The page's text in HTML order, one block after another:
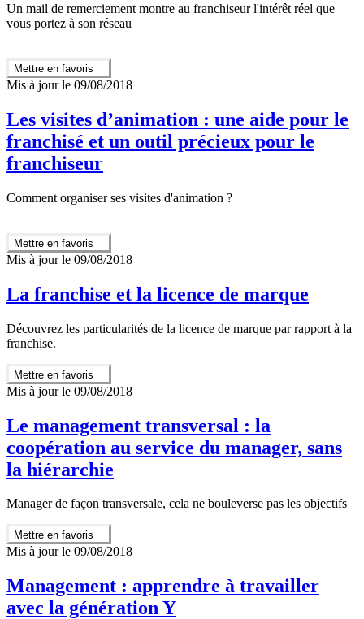
Un mail de remerciement montre au franchiseur l'intérêt réel que
vous portez à son réseau
Mettre en favoris
Mis à jour le 09/08/2018
Les visites d’animation : une aide pour le
franchisé et un outil précieux pour le
franchiseur
Comment organiser ses visites d'animation ?
Mettre en favoris
Mis à jour le 09/08/2018
La franchise et la licence de marque
Découvrez les particularités de la licence de marque par rapport à la
franchise.
Mettre en favoris
Mis à jour le 09/08/2018
Le management transversal : la
coopération au service du manager, sans
la hiérarchie
Manager de façon transversale, cela ne bouleverse pas les objectifs
Mettre en favoris
Mis à jour le 09/08/2018
Management : apprendre à travailler
avec la génération Y